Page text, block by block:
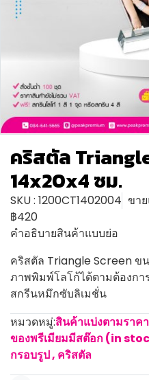
คริสตัล
14x20x4 ซม.
SKU : 1200CT1402004 ขา
฿420
คำอธิบายสินค้าแบบย่อ
คริสตัล Triangle Screen ข
ภาพพิมพ์โลโก้ได้ตามต้องกา
สกรีนหมึกซับลิเมชั่น
หมวดหมู่:สินค้าแบ่งตามราคา
ของพรีเมียมมีสต๊อก (in
กรอบรูป , คริสตัล